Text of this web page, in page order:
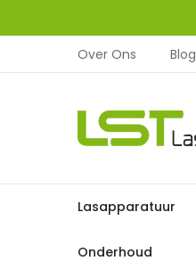
Over Ons Blog
Lasapparatuur
Onderhoud